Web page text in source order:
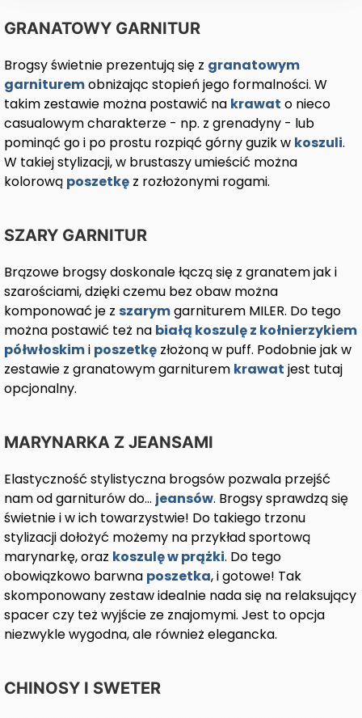
GRANATOWY GARNITUR
Brogsy świetnie prezentują się z granatowym
garnituremobniżając stopień jego formalności. W
takim zestawie można postawić na krawat o nieco
casualowym charakterze - np. z grenadyny - lub
pominąć go i po prostu rozpiąć górny guzik w koszuli.
W takiej stylizacji, w brustaszy umieścić można
kolorową poszetkę z rozłożonymi rogami.
SZARY GARNITUR
Brązowe brogsy doskonale łączą się z granatem jak i
szarościami, dzięki czemu bez obaw można
komponować je z szarymgarniturem MILER. Do tego
można postawić też na białą koszulę z kołnierzykiem
półwłoskimi poszetkę złożoną w puff. Podobnie jak w
zestawie z granatowym garniturem krawat jest tutaj
opcjonalny.
MARYNARKA Z JEANSAMI
Elastyczność stylistyczna brogsów pozwala przejść
nam od garniturów do… jeansów. Brogsy sprawdzą się
świetnie i w ich towarzystwie! Do takiego trzonu
stylizacji dołożyć możemy na przykład sportową
marynarkę, oraz koszulę w prążki. Do tego
obowiązkowo barwna poszetka, i gotowe! Tak
skomponowany zestaw idealnie nada się na relaksujący
spacer czy też wyjście ze znajomymi. Jest to opcja
niezwykle wygodna, ale również elegancka.
CHINOSY I SWETER